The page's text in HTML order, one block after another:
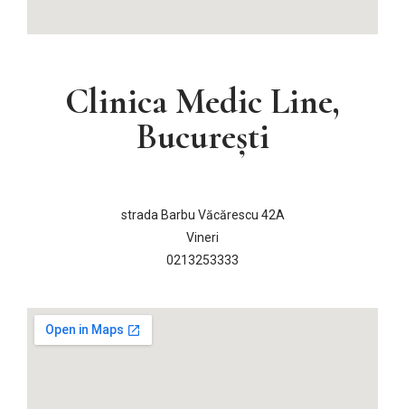
Clinica Medic Line,
București
strada Barbu Văcărescu 42A
Vineri
0213253333